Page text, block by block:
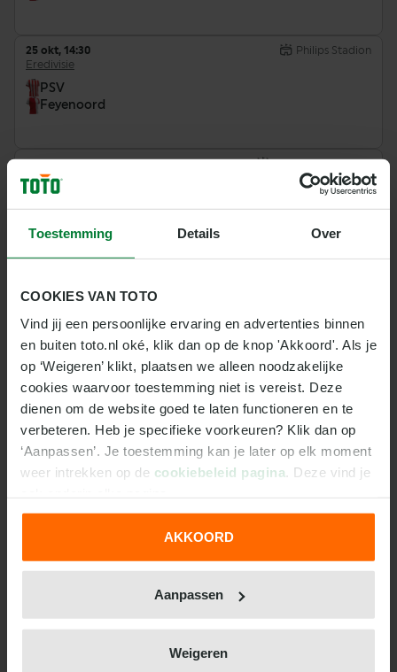
Toestemming Details Over
COOKIES VAN TOTO
Vind jij een persoonlijke ervaring en advertenties binnen
en buiten toto.nl oké, klik dan op de knop 'Akkoord'. Als je
op ‘Weigeren’ klikt, plaatsen we alleen noodzakelijke
cookies waarvoor toestemming niet is vereist. Deze
dienen om de website goed te laten functioneren en te
verbeteren. Heb je specifieke voorkeuren? Klik dan op
‘Aanpassen’. Je toestemming kan je later op elk moment
weer intrekken op de cookiebeleid pagina . Deze vind je
We werken samen met31 derdendie uw gegevens
AKKOORD
Aanpassen
Weigeren
25 okt, 14:30
Philips Stadion
Eredivisie
PSV
Feyenoord
Eredivisie
Eredivisie
Feyenoord
10 jan, 14:30
Stadion Feijenoord
Eredivisie
Feyenoord
Feyenoord
23 mei, 14:30
Stadion Feijenoord
Eredivisie